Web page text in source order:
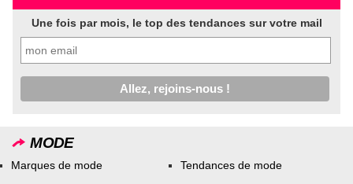
Une fois par mois, le top des tendances sur votre mail
MODE
Marques de mode Tendances de mode